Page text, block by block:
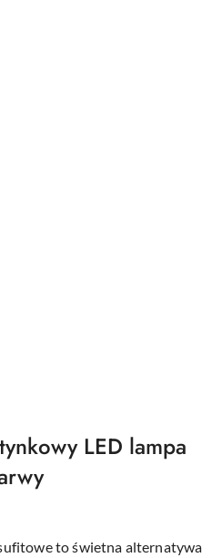
LED lampa
to świetna alternatywa